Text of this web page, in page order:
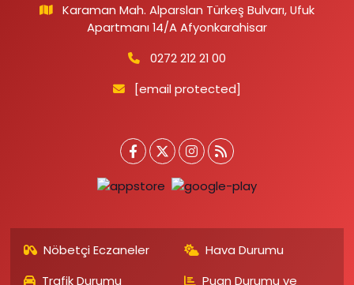
Karaman Mah. Alparslan Türkeş Bulvarı, Ufuk
Apartmanı 14/A Afyonkarahisar
0272 212 21 00
[email protected]
Nöbetçi Eczaneler
Hava Durumu
Trafik Durumu
Puan Durumu ve